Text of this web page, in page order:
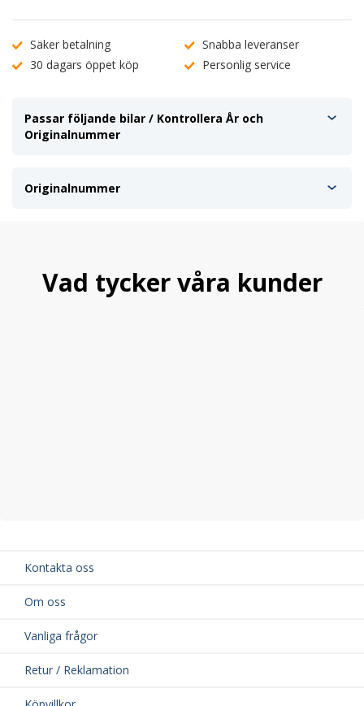
Säker betalning
Snabba leveranser
30 dagars öppet köp
Personlig service
Passar följande bilar / Kontrollera År och
Originalnummer
Originalnummer
Vad tycker våra kunder
Kontakta oss
Om oss
Vanliga frågor
Retur / Reklamation